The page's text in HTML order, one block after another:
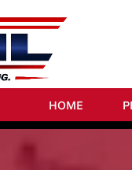
HOME